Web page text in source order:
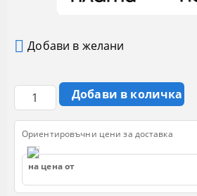
Добави в желани
Ориентировъчни цени за доставка
на цена от